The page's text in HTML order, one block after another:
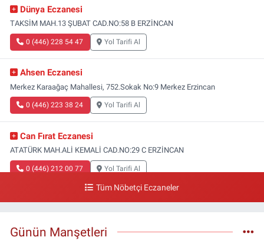
Dünya Eczanesi
TAKSİM MAH.13 ŞUBAT CAD.NO:58 B ERZİNCAN
0 (446) 228 54 47 Yol Tarifi Al
Ahsen Eczanesi
Merkez Karaağaç Mahallesi, 752.Sokak No:9 Merkez Erzincan
0 (446) 223 38 24 Yol Tarifi Al
Can Fırat Eczanesi
ATATÜRK MAH.ALİ KEMALİ CAD.NO:29 C ERZİNCAN
0 (446) 212 00 77 Yol Tarifi Al
0 (446) 212 10 20
Tüm Nöbetçi Eczaneler
Günün Manşetleri